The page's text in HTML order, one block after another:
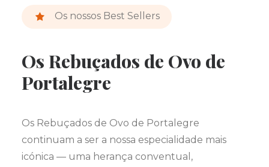
Os nossos Best Sellers
Os Rebuçados de Ovo de
Portalegre
Os Rebuçados de Ovo de Portalegre
continuam a ser a nossa especialidade mais
icónica — uma herança conventual,